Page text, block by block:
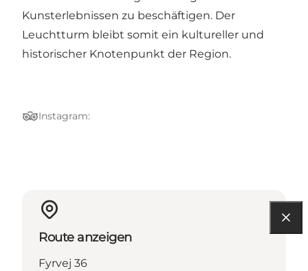
Kunsterlebnissen zu beschäftigen. Der
Leuchtturm bleibt somit ein kultureller und
historischer Knotenpunkt der Region.
Tripadvisor
Instagram:
Route anzeigen
Fyrvej 36